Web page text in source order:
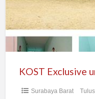
Surabaya
Barat
Surabaya Barat